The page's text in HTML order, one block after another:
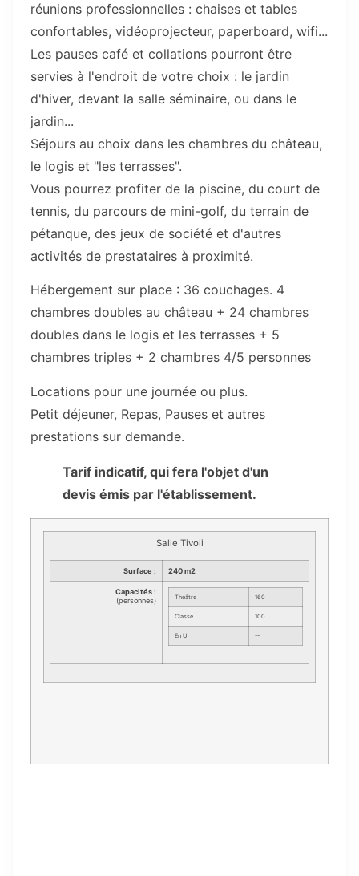
réunions professionnelles : chaises et tables
confortables, vidéoprojecteur, paperboard, wifi...
Les pauses café et collations pourront être
servies à l'endroit de votre choix : le jardin
d'hiver, devant la salle séminaire, ou dans le
jardin...
Séjours au choix dans les chambres du château,
le logis et "les terrasses".
Vous pourrez profiter de la piscine, du court de
tennis, du parcours de mini-golf, du terrain de
pétanque, des jeux de société et d'autres
activités de prestataires à proximité.
Hébergement sur place : 36 couchages. 4
chambres doubles au château + 24 chambres
doubles dans le logis et les terrasses + 5
chambres triples + 2 chambres 4/5 personnes
Locations pour une journée ou plus.
Petit déjeuner, Repas, Pauses et autres
prestations sur demande.
Tarif indicatif, qui fera l'objet d'un
devis émis par l'établissement.
Salle Tivoli
Surface : 240 m2
Capacités :
(personnes)
Théâtre 160
Classe 100
En U --